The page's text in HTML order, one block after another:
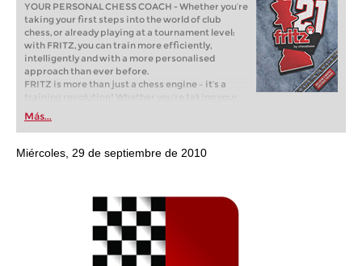
YOUR PERSONAL CHESS COACH - Whether you’re
taking your first steps into the world of club
chess, or already playing at a tournament level:
with FRITZ, you can train more efficiently,
intelligently and with a more personalised
approach than ever before.
FRITZ is more than just a chess engine – it’s a
training revolution! Whether you’re taking your
first steps into the world of club chess, or already
playing at a tournament level: with FRITZ, you can
train more efficiently, intelligently and with a
more personalised approach than ever before.
Más...
Miércoles, 29 de septiembre de 2010